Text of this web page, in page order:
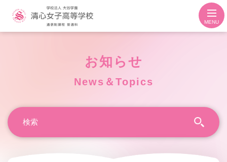
MENU
お知らせ
News＆Topics